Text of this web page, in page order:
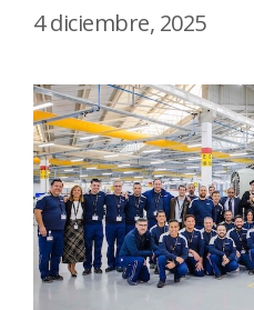
4 diciembre, 2025